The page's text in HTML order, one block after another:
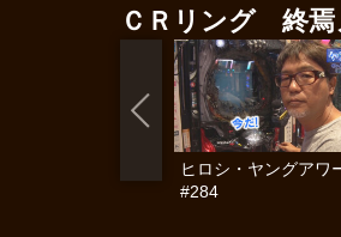
ＣＲリング 終
ヒロシ・ヤングアワ
#284